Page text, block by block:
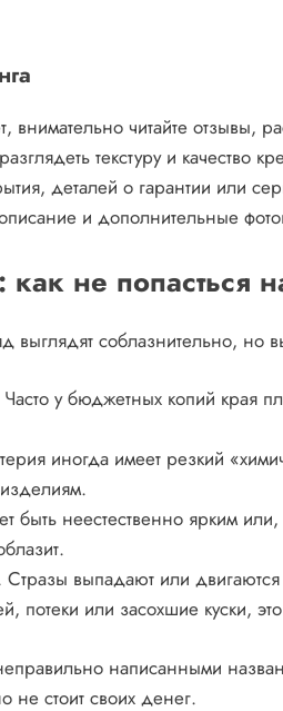
читайте отзывы,
текстуру и качество
деталей о гарантии или
и дополнительные
не попасться
соблазнительно, но
у бюджетных копий края
иногда имеет резкий
быть неестественно ярким
выпадают или
или засохшие куски,
написанными
не стоит своих денег.